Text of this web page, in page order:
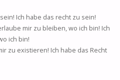
Ich habe das recht zu sein!
mir zu bleiben, wo ich bin! Ich
ich bin!
zu existieren! Ich habe das Recht